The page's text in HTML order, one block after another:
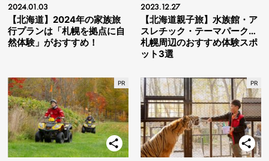
2024.01.03
【北海道】2024年の家族旅
行プランは「札幌を拠点に自
然体験」がおすすめ！
2023.12.27
【北海道親子旅】水族館・ア
スレチック・テーマパーク…
札幌周辺のおすすめ体験スポ
ット3選